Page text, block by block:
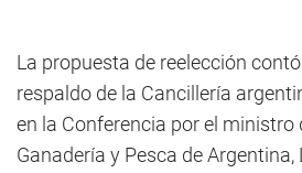
La propuesta de reelección
respaldo de la Cancillería
en la Conferencia por el ministro
Ganadería y Pesca de Argentina,